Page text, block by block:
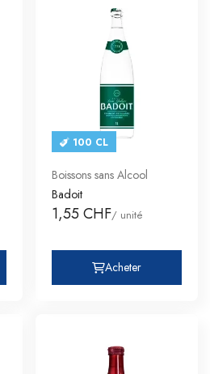
100 CL
Boissons sans Alcool
Badoit
1,55 CHF/ unité
Acheter